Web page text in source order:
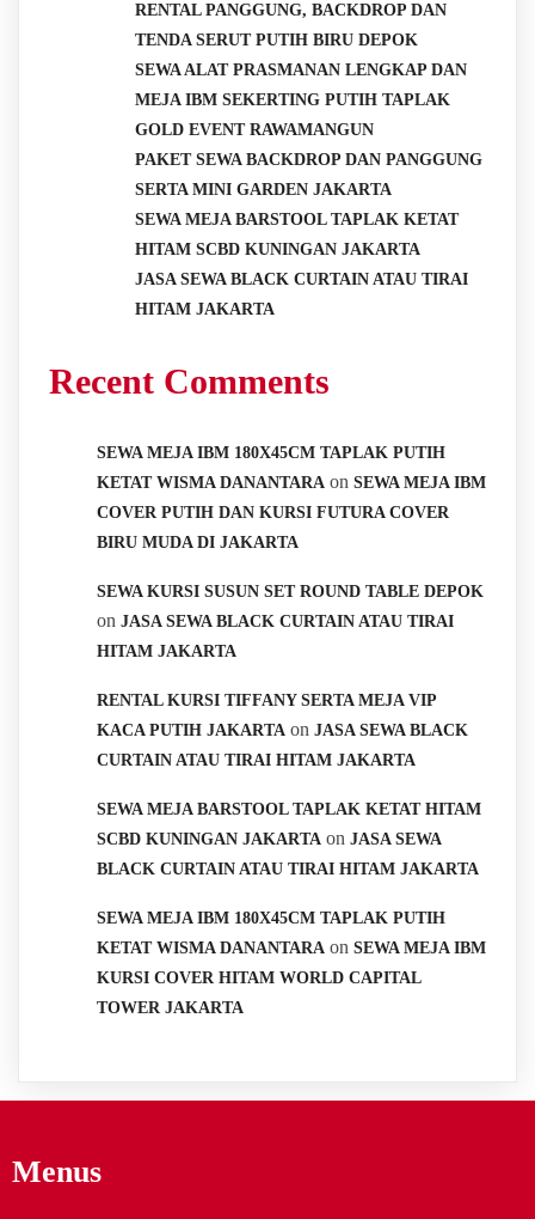
RENTAL PANGGUNG, BACKDROP DAN
TENDA SERUT PUTIH BIRU DEPOK
SEWA ALAT PRASMANAN LENGKAP DAN
MEJA IBM SEKERTING PUTIH TAPLAK
GOLD EVENT RAWAMANGUN
PAKET SEWA BACKDROP DAN PANGGUNG
SERTA MINI GARDEN JAKARTA
SEWA MEJA BARSTOOL TAPLAK KETAT
HITAM SCBD KUNINGAN JAKARTA
JASA SEWA BLACK CURTAIN ATAU TIRAI
HITAM JAKARTA
Recent Comments
SEWA MEJA IBM 180X45CM TAPLAK PUTIH
KETAT WISMA DANANTARA on SEWA MEJA IBM
COVER PUTIH DAN KURSI FUTURA COVER
BIRU MUDA DI JAKARTA
SEWA KURSI SUSUN SET ROUND TABLE DEPOK
on JASA SEWA BLACK CURTAIN ATAU TIRAI
HITAM JAKARTA
RENTAL KURSI TIFFANY SERTA MEJA VIP
KACA PUTIH JAKARTA on JASA SEWA BLACK
CURTAIN ATAU TIRAI HITAM JAKARTA
SEWA MEJA BARSTOOL TAPLAK KETAT HITAM
SCBD KUNINGAN JAKARTA on JASA SEWA
BLACK CURTAIN ATAU TIRAI HITAM JAKARTA
SEWA MEJA IBM 180X45CM TAPLAK PUTIH
KETAT WISMA DANANTARA on SEWA MEJA IBM
KURSI COVER HITAM WORLD CAPITAL
TOWER JAKARTA
Menus